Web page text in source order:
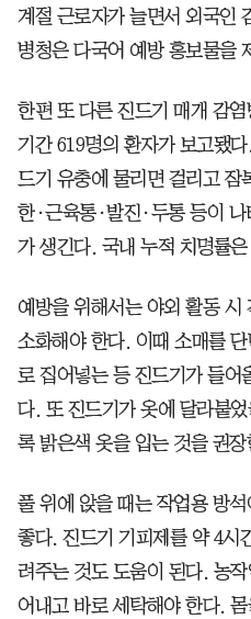
계절 근로자가 늘면서 외국인
병청은 다국어 예방 홍보물을
한편 또 다른 진드기 매개 감
기간 619명의 환자가 보고됐
드기 유충에 물리면 걸리고 잠
한·근육통·발진·두통 등이 나
가 생긴다. 국내 누적 치명률
예방을 위해서는 야외 활동 시
소화해야 한다. 이때 소매를
로 집어넣는 등 진드기가 들어
다. 또 진드기가 옷에 달라붙
록 밝은색 옷을 입는 것을 권장
풀 위에 앉을 때는 작업용 방
좋다. 진드기 기피제를 약 4시
려주는 것도 도움이 된다. 농
어내고 바로 세탁해야 한다.